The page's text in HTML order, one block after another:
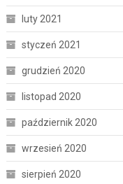
luty 2021
styczeń 2021
grudzień 2020
listopad 2020
październik 2020
wrzesień 2020
sierpień 2020